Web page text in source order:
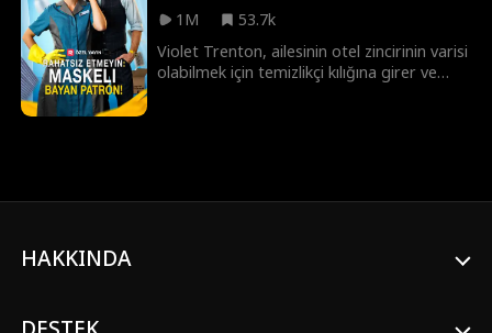
1M
53.7k
Violet Trenton, ailesinin otel zincirinin varisi
olabilmek için temizlikçi kılığına girer ve
HAKKINDA